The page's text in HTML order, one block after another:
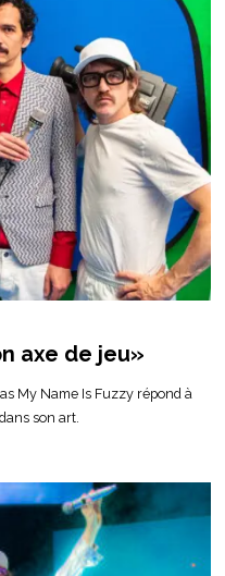
axe de jeu»
My Name Is Fuzzy répond à
son art.